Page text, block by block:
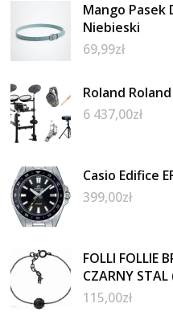
Mango Pasek
Niebieski
69,99zł
Roland
6 437,00zł
Casio Edifice
399,00zł
FOLLI FOLLIE
CZARNY
115,00zł